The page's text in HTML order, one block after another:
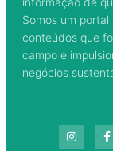
Somos um
conteúdos que
campo e
negócios